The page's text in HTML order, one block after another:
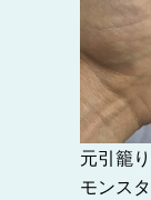
元引籠
モンス